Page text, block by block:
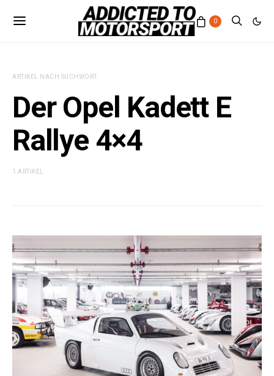
0
ARTIKEL NACH SUCHWORT
Der Opel Kadett E
Rallye 4×4
1 ARTIKEL